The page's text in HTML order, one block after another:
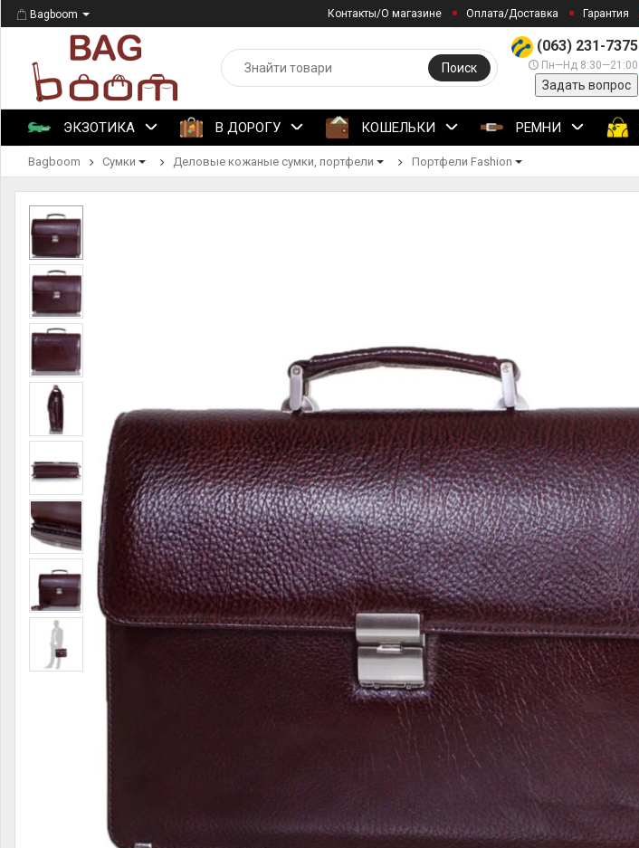
Bagboom Контакты/О магазине Оплата/Доставка Гарантия
(063) 231-7375
Пн—Нд 8:30—21:00
Задать вопрос
Поиск
ЭКЗОТИКА В ДОРОГУ КОШЕЛЬКИ РЕМНИ
Bagboom Сумки Деловые кожаные сумки, портфели Портфели Fashion